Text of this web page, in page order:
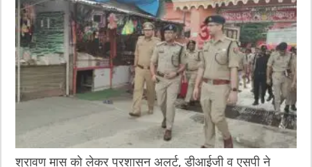
श्रावण मास को लेकर प्रशासन अलर्ट, डीआईजी व एसपी ने